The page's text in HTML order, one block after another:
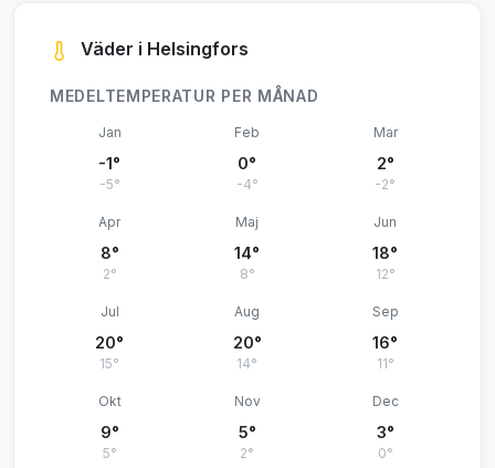
Väder i Helsingfors
MEDELTEMPERATUR PER MÅNAD
Jan
-1°
-5°
Feb
0°
-4°
Mar
2°
-2°
Apr
8°
2°
Maj
14°
8°
Jun
18°
12°
Jul
20°
15°
Aug
20°
14°
Sep
16°
11°
Okt
9°
5°
Nov
5°
2°
Dec
3°
0°